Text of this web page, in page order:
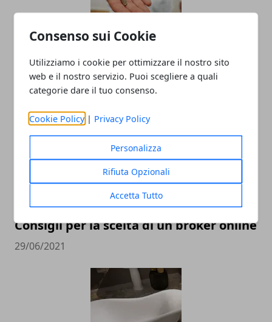
Consenso sui Cookie
Utilizziamo i cookie per ottimizzare il nostro sito
web e il nostro servizio. Puoi scegliere a quali
categorie dare il tuo consenso.
Cookie Policy | Privacy Policy
Personalizza
Rifiuta Opzionali
Accetta Tutto
Guida Essenziale per Trovare un Fabbro
a Firenze: Consigli per Chi si è Appena
Trasferito in Città
12/04/2024
Consigli per la scelta di un broker online
29/06/2021